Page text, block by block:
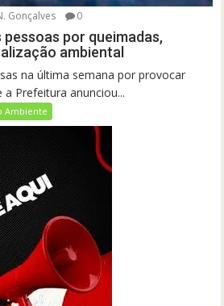
Gonçalves 0
por queimadas,
ambiental
na última semana por provocar
Prefeitura anunciou...
Ambiente